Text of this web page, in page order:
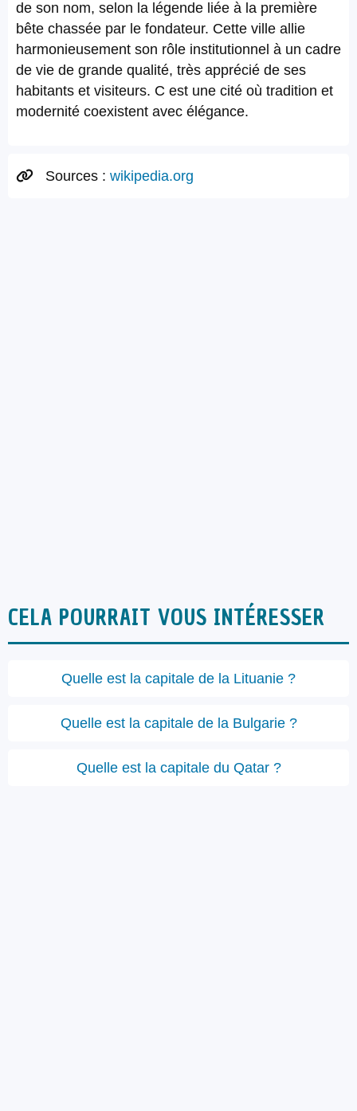
de son nom, selon la légende liée à la première
bête chassée par le fondateur. Cette ville allie
harmonieusement son rôle institutionnel à un cadre
de vie de grande qualité, très apprécié de ses
habitants et visiteurs. C est une cité où tradition et
modernité coexistent avec élégance.
Sources : wikipedia.org
CELA POURRAIT VOUS INTÉRESSER
Quelle est la capitale de la Lituanie ?
Quelle est la capitale de la Bulgarie ?
Quelle est la capitale du Qatar ?